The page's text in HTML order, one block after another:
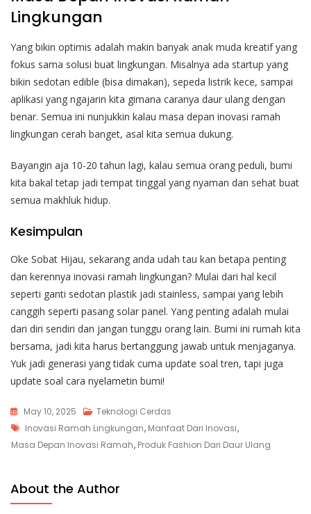
Lingkungan
Yang bikin optimis adalah makin banyak anak muda kreatif yang
fokus sama solusi buat lingkungan. Misalnya ada startup yang
bikin sedotan edible (bisa dimakan), sepeda listrik kece, sampai
aplikasi yang ngajarin kita gimana caranya daur ulang dengan
benar. Semua ini nunjukkin kalau masa depan inovasi ramah
lingkungan cerah banget, asal kita semua dukung.
Bayangin aja 10-20 tahun lagi, kalau semua orang peduli, bumi
kita bakal tetap jadi tempat tinggal yang nyaman dan sehat buat
semua makhluk hidup.
Kesimpulan
Oke Sobat Hijau, sekarang anda udah tau kan betapa penting
dan kerennya inovasi ramah lingkungan? Mulai dari hal kecil
seperti ganti sedotan plastik jadi stainless, sampai yang lebih
canggih seperti pasang solar panel. Yang penting adalah mulai
dari diri sendiri dan jangan tunggu orang lain. Bumi ini rumah kita
bersama, jadi kita harus bertanggung jawab untuk menjaganya.
Yuk jadi generasi yang tidak cuma update soal tren, tapi juga
update soal cara nyelametin bumi!
May 10, 2025
Teknologi Cerdas
Tags
Inovasi Ramah Lingkungan, Manfaat Dari Inovasi,
Masa Depan Inovasi Ramah, Produk Fashion Dari Daur Ulang
About the Author